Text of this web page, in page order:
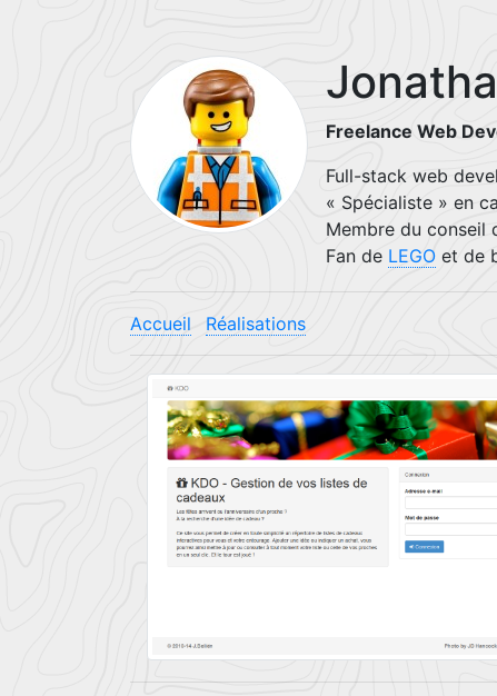
Freelance Web
Full-stack web
« Spécialiste » en
Membre du conseil
Fan de LEGO et de
Accueil Réalisations